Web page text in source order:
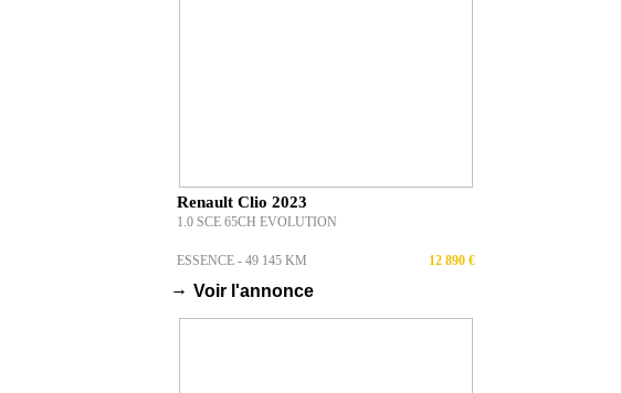
Renault Clio 2023
1.0 SCE 65CH EVOLUTION
ESSENCE - 49 145 KM 12 890 €
→ Voir l'annonce